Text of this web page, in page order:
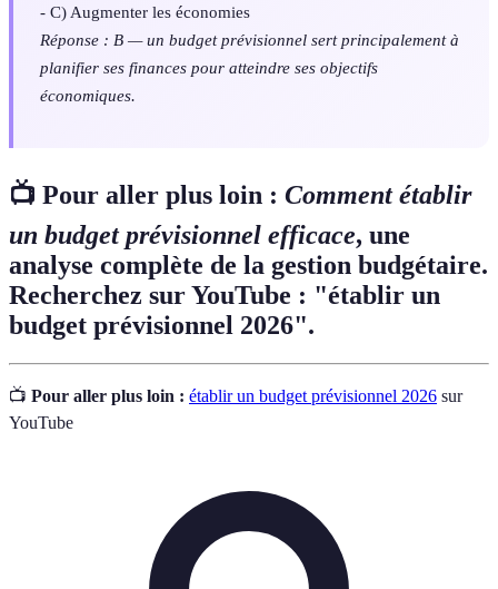
- C) Augmenter les économies
Réponse : B — un budget prévisionnel sert principalement à
planifier ses finances pour atteindre ses objectifs
économiques.
📺 Pour aller plus loin : Comment établir
un budget prévisionnel efficace, une
analyse complète de la gestion budgétaire.
Recherchez sur YouTube : "établir un
budget prévisionnel 2026".
📺 Pour aller plus loin : établir un budget prévisionnel 2026 sur
YouTube